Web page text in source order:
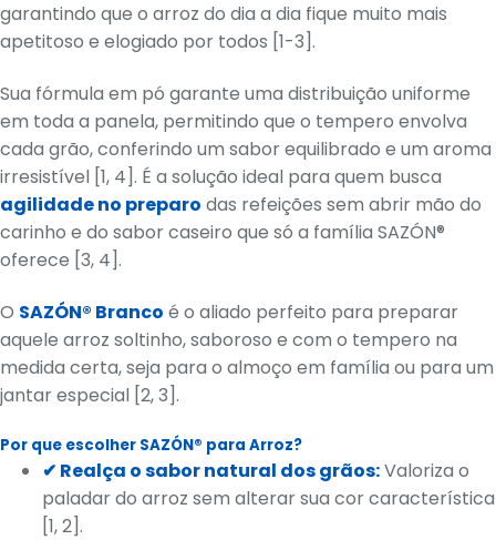
garantindo que o arroz do dia a dia fique muito mais
apetitoso e elogiado por todos [1-3].
Sua fórmula em pó garante uma distribuição uniforme
em toda a panela, permitindo que o tempero envolva
cada grão, conferindo um sabor equilibrado e um aroma
irresistível [1, 4]. É a solução ideal para quem busca
agilidade no preparo das refeições sem abrir mão do
carinho e do sabor caseiro que só a família SAZÓN®
oferece [3, 4].
O SAZÓN® Branco é o aliado perfeito para preparar
aquele arroz soltinho, saboroso e com o tempero na
medida certa, seja para o almoço em família ou para um
jantar especial [2, 3].
Por que escolher SAZÓN® para Arroz?
✔ Realça o sabor natural dos grãos:Valoriza o
paladar do arroz sem alterar sua cor característica
[1, 2].